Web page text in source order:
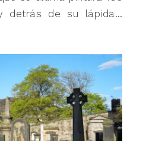
detrás de su lápida…